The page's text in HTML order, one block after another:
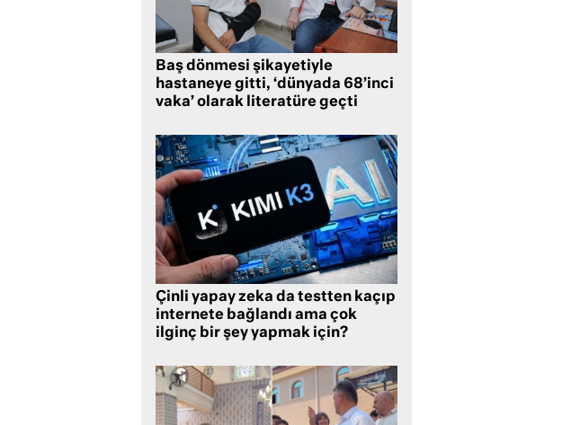
Baş dönmesi şikayetiyle
hastaneye gitti, ‘dünyada 68’inci
vaka’ olarak literatüre geçti
Çinli yapay zeka da testten kaçıp
internete bağlandı ama çok
ilginç bir şey yapmak için?